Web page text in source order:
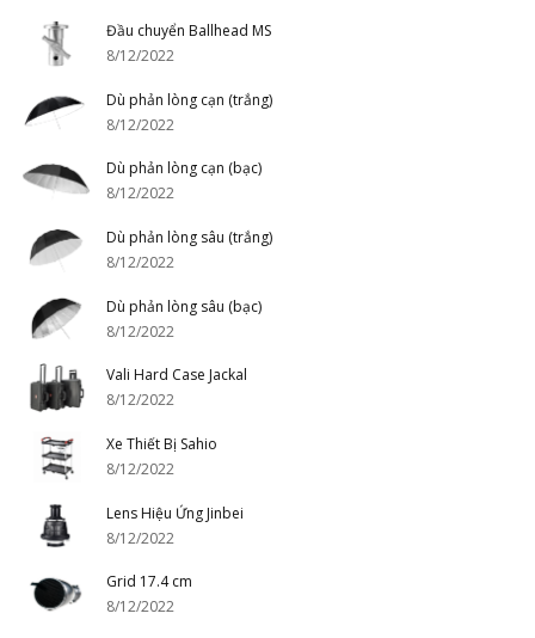
Đầu chuyển Ballhead MS
8/12/2022
Dù phản lòng cạn (trắng)
8/12/2022
Dù phản lòng cạn (bạc)
8/12/2022
Dù phản lòng sâu (trắng)
8/12/2022
Dù phản lòng sâu (bạc)
8/12/2022
Vali Hard Case Jackal
8/12/2022
Xe Thiết Bị Sahio
8/12/2022
Lens Hiệu Ứng Jinbei
8/12/2022
Grid 17.4 cm
8/12/2022